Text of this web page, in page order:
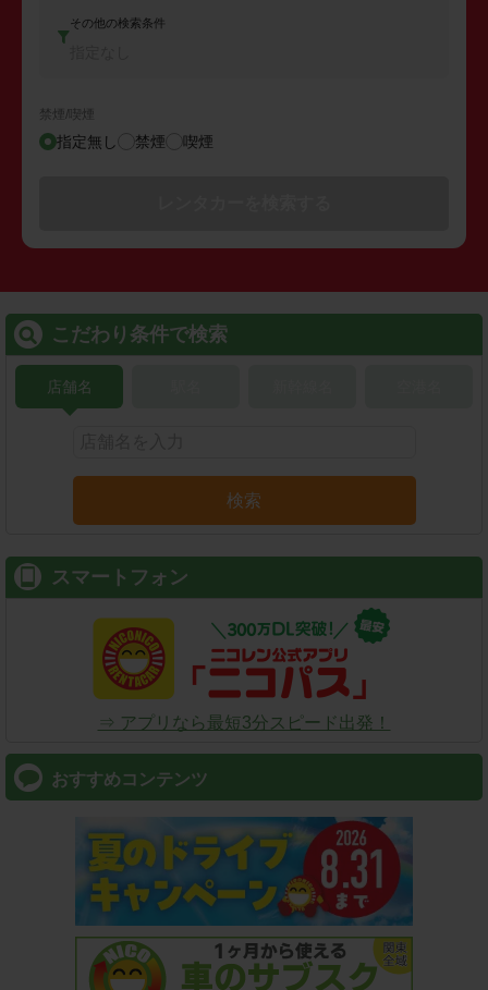
その他の検索条件
禁煙/喫煙
指定無し 禁煙 喫煙
こだわり条件で検索
店舗名
検索
スマートフォン
⇒ アプリなら最短3分スピード出発！
おすすめコンテンツ